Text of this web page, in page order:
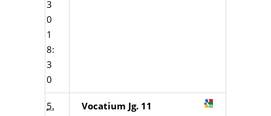
3
0
1
8:
3
0
5.
Vocatium Jg. 11